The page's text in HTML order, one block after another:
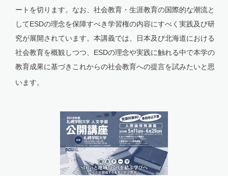
ートを切ります。なお、社会教育・生涯教育の国際的な潮流と
してESDの理念を保障すべき学習権の内容にすべく実践及び研
究が展開されています。本講義では、日本及び北海道における
社会教育を概観しつつ、ESDの理念や実践に触れる中で本学の
教育成果に基づきこれからの社会教育への提言を試みたいと思
います。